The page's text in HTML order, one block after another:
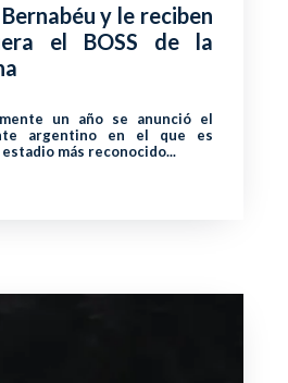
y le reciben
el BOSS de la
un año se anunció el
argentino en el que es
más reconocido...